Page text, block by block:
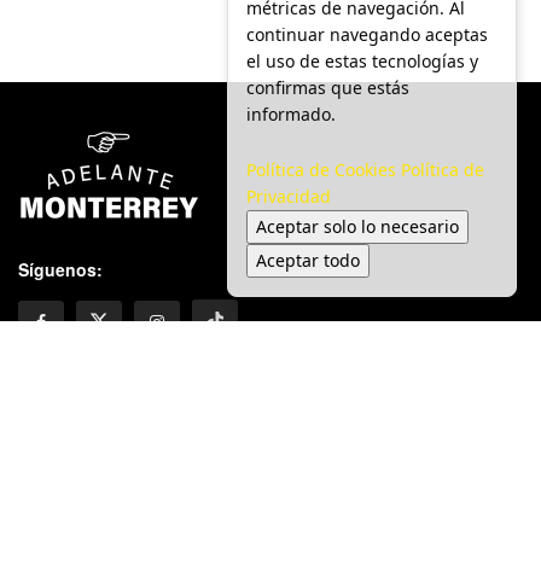
Síguenos:
métricas de navegación. Al
continuar navegando aceptas
el uso de estas tecnologías y
confirmas que estás
informado.
Política de Cookies Política de
Privacidad
Aceptar solo lo necesario
Aceptar todo